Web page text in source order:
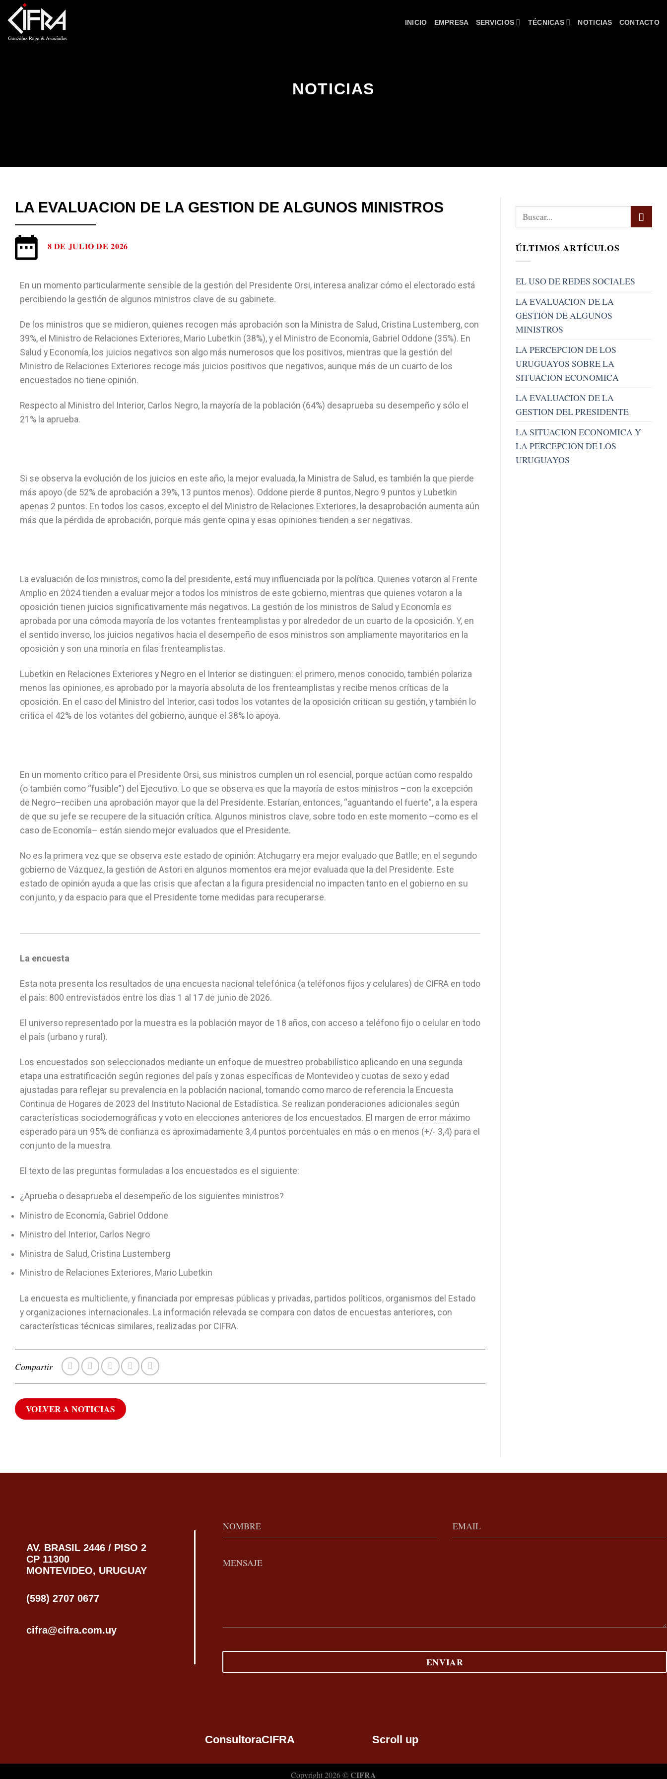
INICIO EMPRESA SERVICIOS TÉCNICAS NOTICIAS CONTACTO
NOTICIAS
LA EVALUACION DE LA GESTION DE ALGUNOS MINISTROS
8 DE JULIO DE 2026
En un momento particularmente sensible de la gestión del Presidente Orsi, interesa analizar cómo el electorado está
percibiendo la gestión de algunos ministros clave de su gabinete.
De los ministros que se midieron, quienes recogen más aprobación son la Ministra de Salud, Cristina Lustemberg, con
39%, el Ministro de Relaciones Exteriores, Mario Lubetkin (38%), y el Ministro de Economía, Gabriel Oddone (35%). En
Salud y Economía, los juicios negativos son algo más numerosos que los positivos, mientras que la gestión del
Ministro de Relaciones Exteriores recoge más juicios positivos que negativos, aunque más de un cuarto de los
encuestados no tiene opinión.
Respecto al Ministro del Interior, Carlos Negro, la mayoría de la población (64%) desaprueba su desempeño y sólo el
21% la aprueba.
Si se observa la evolución de los juicios en este año, la mejor evaluada, la Ministra de Salud, es también la que pierde
más apoyo (de 52% de aprobación a 39%, 13 puntos menos). Oddone pierde 8 puntos, Negro 9 puntos y Lubetkin
apenas 2 puntos. En todos los casos, excepto el del Ministro de Relaciones Exteriores, la desaprobación aumenta aún
más que la pérdida de aprobación, porque más gente opina y esas opiniones tienden a ser negativas.
La evaluación de los ministros, como la del presidente, está muy influenciada por la política. Quienes votaron al Frente
Amplio en 2024 tienden a evaluar mejor a todos los ministros de este gobierno, mientras que quienes votaron a la
oposición tienen juicios significativamente más negativos. La gestión de los ministros de Salud y Economía es
aprobada por una cómoda mayoría de los votantes frenteamplistas y por alrededor de un cuarto de la oposición. Y, en
el sentido inverso, los juicios negativos hacia el desempeño de esos ministros son ampliamente mayoritarios en la
oposición y son una minoría en filas frenteamplistas.
Lubetkin en Relaciones Exteriores y Negro en el Interior se distinguen: el primero, menos conocido, también polariza
menos las opiniones, es aprobado por la mayoría absoluta de los frenteamplistas y recibe menos críticas de la
oposición. En el caso del Ministro del Interior, casi todos los votantes de la oposición critican su gestión, y también lo
critica el 42% de los votantes del gobierno, aunque el 38% lo apoya.
En un momento crítico para el Presidente Orsi, sus ministros cumplen un rol esencial, porque actúan como respaldo
(o también como “fusible”) del Ejecutivo. Lo que se observa es que la mayoría de estos ministros –con la excepción
de Negro–reciben una aprobación mayor que la del Presidente. Estarían, entonces, “aguantando el fuerte”, a la espera
de que su jefe se recupere de la situación crítica. Algunos ministros clave, sobre todo en este momento –como es el
caso de Economía– están siendo mejor evaluados que el Presidente.
No es la primera vez que se observa este estado de opinión: Atchugarry era mejor evaluado que Batlle; en el segundo
gobierno de Vázquez, la gestión de Astori en algunos momentos era mejor evaluada que la del Presidente. Este
estado de opinión ayuda a que las crisis que afectan a la figura presidencial no impacten tanto en el gobierno en su
conjunto, y da espacio para que el Presidente tome medidas para recuperarse.
La encuesta
Esta nota presenta los resultados de una encuesta nacional telefónica (a teléfonos fijos y celulares) de CIFRA en todo
el país: 800 entrevistados entre los días 1 al 17 de junio de 2026.
El universo representado por la muestra es la población mayor de 18 años, con acceso a teléfono fijo o celular en todo
el país (urbano y rural).
Los encuestados son seleccionados mediante un enfoque de muestreo probabilístico aplicando en una segunda
etapa una estratificación según regiones del país y zonas específicas de Montevideo y cuotas de sexo y edad
ajustadas para reflejar su prevalencia en la población nacional, tomando como marco de referencia la Encuesta
Continua de Hogares de 2023 del Instituto Nacional de Estadística. Se realizan ponderaciones adicionales según
características sociodemográficas y voto en elecciones anteriores de los encuestados. El margen de error máximo
esperado para un 95% de confianza es aproximadamente 3,4 puntos porcentuales en más o en menos (+/- 3,4) para el
conjunto de la muestra.
El texto de las preguntas formuladas a los encuestados es el siguiente:
¿Aprueba o desaprueba el desempeño de los siguientes ministros?
Ministro de Economía, Gabriel Oddone
Ministro del Interior, Carlos Negro
Ministra de Salud, Cristina Lustemberg
Ministro de Relaciones Exteriores, Mario Lubetkin
La encuesta es multicliente, y financiada por empresas públicas y privadas, partidos políticos, organismos del Estado
y organizaciones internacionales. La información relevada se compara con datos de encuestas anteriores, con
características técnicas similares, realizadas por CIFRA.
Compartir
VOLVER A NOTICIAS
ÚLTIMOS ARTÍCULOS
EL USO DE REDES SOCIALES
LA EVALUACION DE LA
GESTION DE ALGUNOS
MINISTROS
LA PERCEPCION DE LOS
URUGUAYOS SOBRE LA
SITUACION ECONOMICA
LA EVALUACION DE LA
GESTION DEL PRESIDENTE
LA SITUACION ECONOMICA Y
LA PERCEPCION DE LOS
URUGUAYOS
AV. BRASIL 2446 / PISO 2
CP 11300
MONTEVIDEO, URUGUAY
(598) 2707 0677
cifra@cifra.com.uy
ConsultoraCIFRA Scroll up
Copyright 2026 © CIFRA